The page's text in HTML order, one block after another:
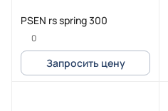
PSEN rs spring 300
0
Запросить цену